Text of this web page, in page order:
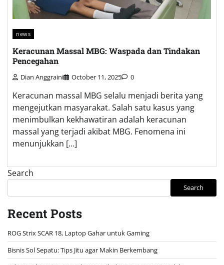
news
Keracunan Massal MBG: Waspada dan Tindakan
Pencegahan
Dian Anggraini October 11, 2025 0
Keracunan massal MBG selalu menjadi berita yang
mengejutkan masyarakat. Salah satu kasus yang
menimbulkan kekhawatiran adalah keracunan
massal yang terjadi akibat MBG. Fenomena ini
menunjukkan […]
Search
Search
Recent Posts
ROG Strix SCAR 18, Laptop Gahar untuk Gaming
Bisnis Sol Sepatu: Tips Jitu agar Makin Berkembang